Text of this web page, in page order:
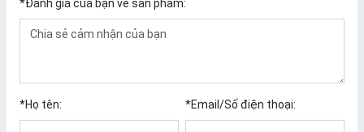
*Đánh giá của bạn về sản phẩm:
*Họ tên: *Email/Số điện thoại: